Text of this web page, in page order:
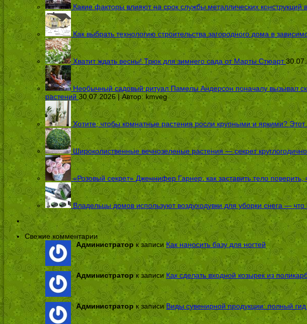
Какие факторы влияют на срок службы металлических конструкций
Как выбрать технологию строительства загородного дома в
Хватит ждать весны! Трюк для зимнего сада от Марты Стюарт
Необычный садовый ритуал Памелы Андерсон поначалу вызывал
растений 30.07.2026 | Автор: kmveg
Хотите, чтобы комнатные растения росли крупными и яркими?
Широколиственные вечнозеленые растения — секрет
«Розовый секрет» Дженнифер Гарнер: как заставить тело поверить,
Владельцы домов используют воздуходувки для уборки снега —
Свежие комментарии
Администраторк записиКак наносить базу для ногтей
Администраторк записиКак сделать входной козырек из
Администраторк записиВиды сувенирной продукции: полный